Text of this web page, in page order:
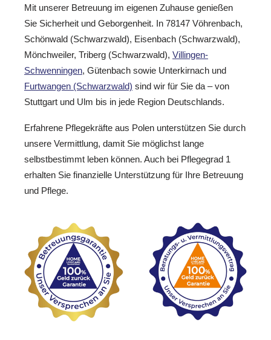
Mit unserer Betreuung im eigenen Zuhause genießen
Sie Sicherheit und Geborgenheit. In 78147 Vöhrenbach,
Schönwald (Schwarzwald), Eisenbach (Schwarzwald),
Mönchweiler, Triberg (Schwarzwald), Villingen-
Schwenningen, Gütenbach sowie Unterkirnach und
Furtwangen (Schwarzwald) sind wir für Sie da – von
Stuttgart und Ulm bis in jede Region Deutschlands.
Erfahrene Pflegekräfte aus Polen unterstützen Sie durch
unsere Vermittlung, damit Sie möglichst lange
selbstbestimmt leben können. Auch bei Pflegegrad 1
erhalten Sie finanzielle Unterstützung für Ihre Betreuung
und Pflege.